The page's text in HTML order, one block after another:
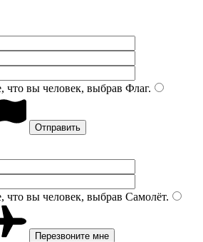
что вы человек, выбрав Флаг.
что вы человек, выбрав Самолёт.